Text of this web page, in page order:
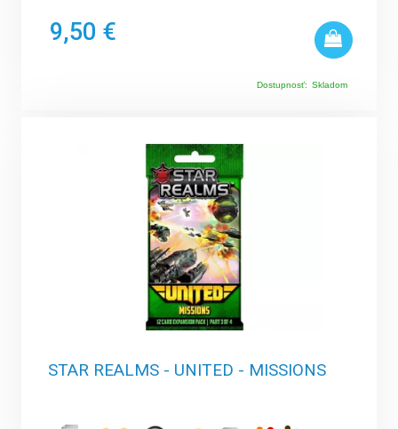
9,50 €
Dostupnosť: Skladom
STAR REALMS - UNITED - MISSIONS